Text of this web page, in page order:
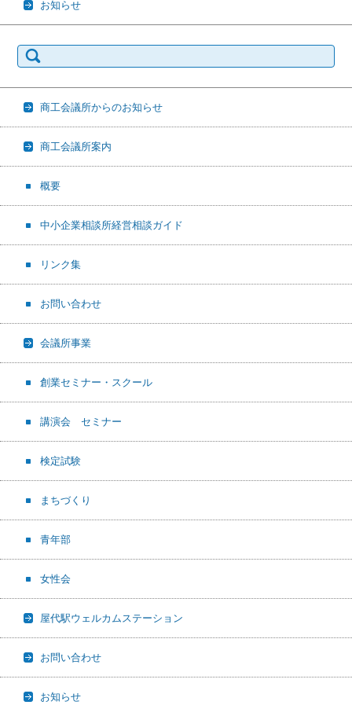
お知らせ
索:
商工会議所からのお知らせ
商工会議所案内
概要
中小企業相談所経営相談ガイド
リンク集
お問い合わせ
会議所事業
創業セミナー・スクール
講演会 セミナー
検定試験
まちづくり
青年部
女性会
屋代駅ウェルカムステーション
お問い合わせ
お知らせ